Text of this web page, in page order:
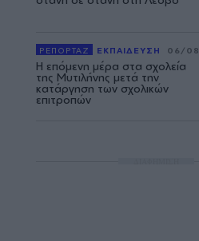
ΡΕΠΟΡΤΑΖ ΕΚΠΑΙΔΕΥΣΗ 06/08
Η επόμενη μέρα στα σχολεία
της Μυτιλήνης μετά την
κατάργηση των σχολικών
επιτροπών